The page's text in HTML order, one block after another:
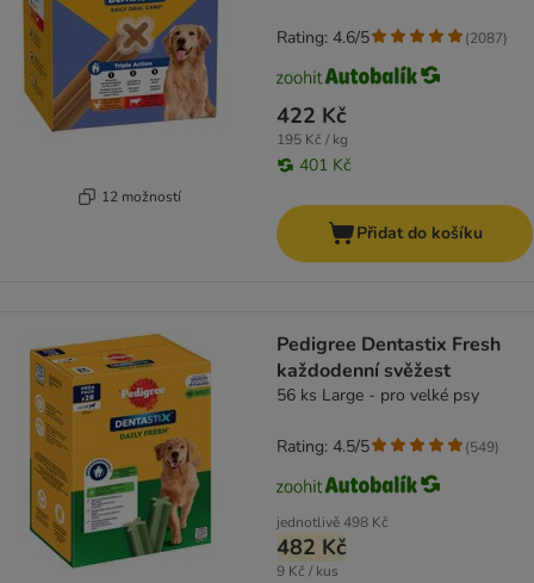
12 možností
422 Kč
195 Kč / kg
401 Kč
Rating: 4.6/5 (2087)
Přidat do košíku
Pedigree Dentastix Fresh
každodenní svěžest
56 ks Large - pro velké psy
jednotlivě498 Kč
482 Kč
9 Kč / kus
Rating: 4.5/5 (549)